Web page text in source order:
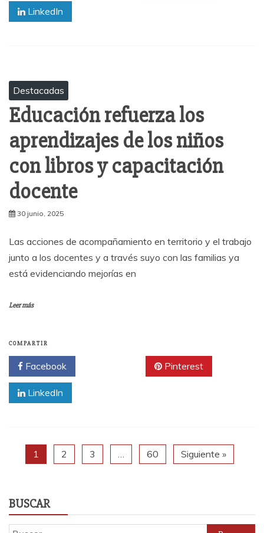
LinkedIn
Destacadas
Educación refuerza los
aprendizajes de los niños
con libros y capacitación
docente
30 junio, 2025
Las acciones de acompañamiento en territorio y el trabajo
junto a los docentes y a través suyo con las familias ya
está evidenciando mejorías en
Leer más
COMPARTIR
Facebook Pinterest
LinkedIn
1 2 3 60 Siguiente »
BUSCAR